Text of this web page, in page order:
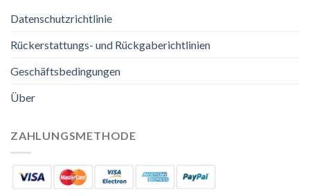
Datenschutzrichtlinie
Rückerstattungs- und Rückgaberichtlinien
Geschäftsbedingungen
Über
ZAHLUNGSMETHODE